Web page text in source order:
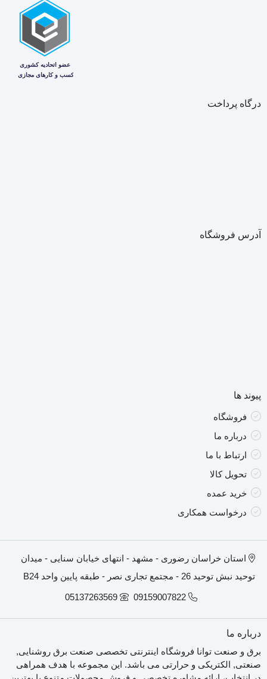
درگاه پرداخت
آدرس فروشگاه
پیوند ها
فروشگاه
درباره ما
ارتباط با ما
تحویل کالا
خرید عمده
درخواست همکاری
استان خراسان رضوری - مشهد - انتهای خیابان سنایی - میدان
توحید نبش توحید 26 - مجتمع تجاری نصر - طبقه پایین واحد B24
09159007822
05137263569
درباره ما
برق و صنعت توانا فروشگاه اینترنتی تخصصی صنعت برق روشنایی,
صنعتی, الکتریکی و حرارتی می باشد. این مجموعه با هدف همراهی